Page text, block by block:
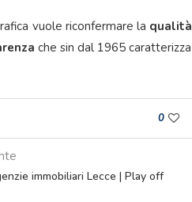
vuole riconfermare la
che sin dal 1965
0
immobiliari Lecce | Play off